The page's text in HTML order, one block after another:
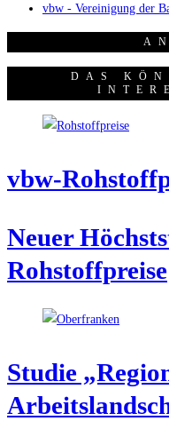
vbw - Vereinigung der
DAS
vbw-
Neu­er
Rohstoffpreise
Stu­die